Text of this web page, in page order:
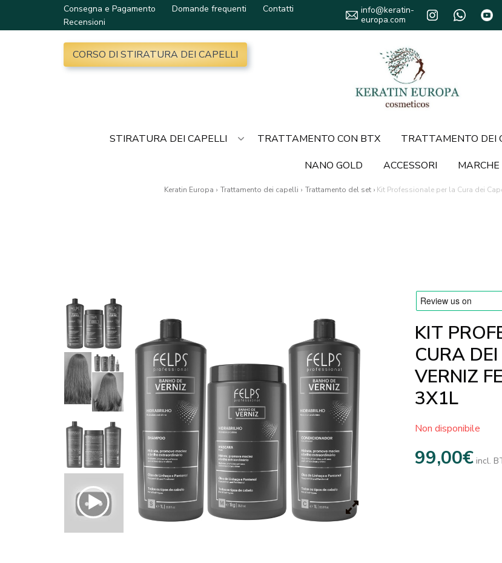
Consegna e Pagamento Domande frequenti
Contatti
Recensioni
info@keratin-
europa.com
CORSO DI STIRATURA DEI CAPELLI
STIRATURA DEI CAPELLI TRATTAMENTO CON BTX TRATTAMENTO DEI
NANO GOLD
ACCESSORI MARCHE
Keratin Europa › Trattamento dei capelli › Trattamento del set › Kit Professionale per la Cura dei
KIT
CURA
VERNIZ
3X1L
Non disponibile
99,00€ incl.